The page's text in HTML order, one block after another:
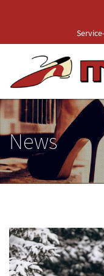
News